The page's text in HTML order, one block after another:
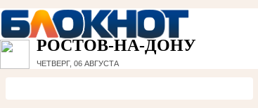
РОСТОВ-НА-ДОНУ
ЧЕТВЕРГ, 06 АВГУСТА